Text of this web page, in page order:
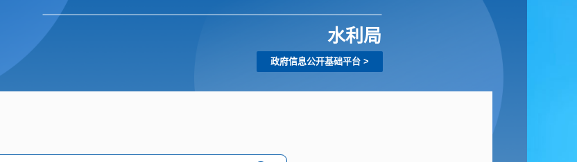
水利局
政府信息公开基础平台 >